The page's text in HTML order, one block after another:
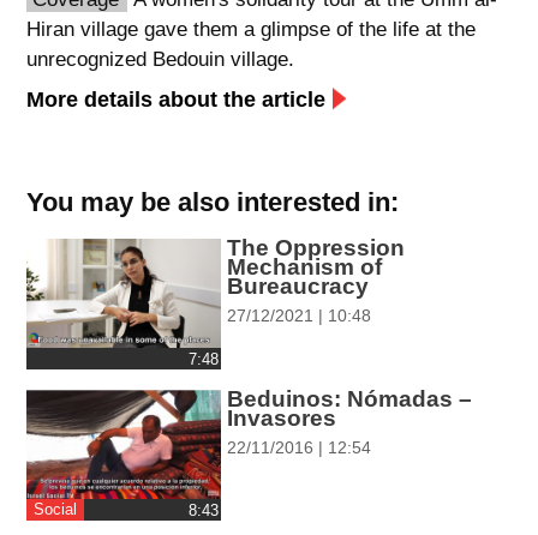
spellcheck
גופן קריא
brightness_high
brightness_low
קישורים
קו תחתי לקישורים סימון קישורים
cached
flag
השארת
משוב
Hiran village gave them a glimpse of the life at the
unrecognized Bedouin village.
More details about the article
You may be also interested in:
‎7:48
The Oppression
Mechanism of
Bureaucracy
27/12/2021 | 10:48
Social ‎8:43
Beduinos: Nómadas –
Invasores
22/11/2016 | 12:54